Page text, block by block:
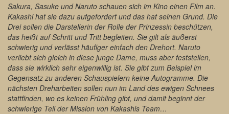
Sakura, Sasuke und Naruto schauen sich im Kino einen Film an.
Kakashi hat sie dazu aufgefordert und das hat seinen Grund. Die
Drei sollen die Darstellerin der Rolle der Prinzessin beschützen,
das heißt auf Schritt und Tritt begleiten. Sie gilt als äußerst
schwierig und verlässt häufiger einfach den Drehort. Naruto
verliebt sich gleich in diese junge Dame, muss aber feststellen,
dass sie wirklich sehr eigenwillig ist. Sie gibt zum Beispiel im
Gegensatz zu anderen Schauspielern keine Autogramme. Die
nächsten Dreharbeiten sollen nun im Land des ewigen Schnees
stattfinden, wo es keinen Frühling gibt, und damit beginnt der
schwierige Teil der Mission von Kakashis Team…